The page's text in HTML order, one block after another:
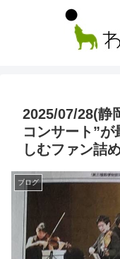
2025/07/28(静
コンサート”
しむファン詰
ブログ